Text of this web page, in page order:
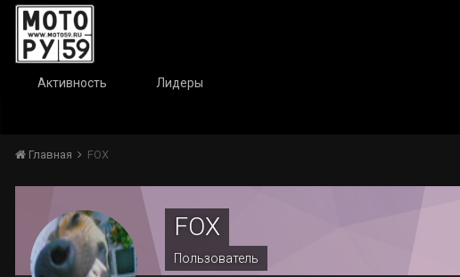
Активность Лидеры
Главная FOX
FOX
Пользователь